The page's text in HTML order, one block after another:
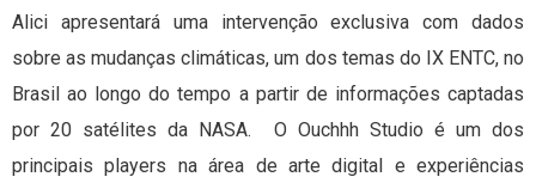
Alici apresentará uma intervenção exclusiva com dados
sobre as mudanças climáticas, um dos temas do IX ENTC, no
Brasil ao longo do tempo a partir de informações captadas
por 20 satélites da NASA. O Ouchhh Studio é um dos
principais players na área de arte digital e experiências